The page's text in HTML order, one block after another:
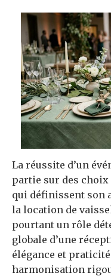
La réussite d’un
partie sur des
qui définissent son
la location de
pourtant un rôle
globale d’une
élégance et
harmonisation